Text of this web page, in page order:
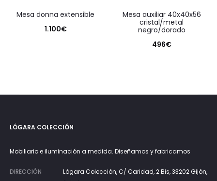
mesa donna extensible
1.100€
mesa auxiliar 40x40x56
cristal/metal
negro/dorado
496€
LÓGARA COLECCIÓN
Mobiliario e iluminación a medida. Diseñamos y fabricamos
DIRECCIÓN
Lógara Colección, C/ Caridad, 2 Bis, 33202 Gijón,